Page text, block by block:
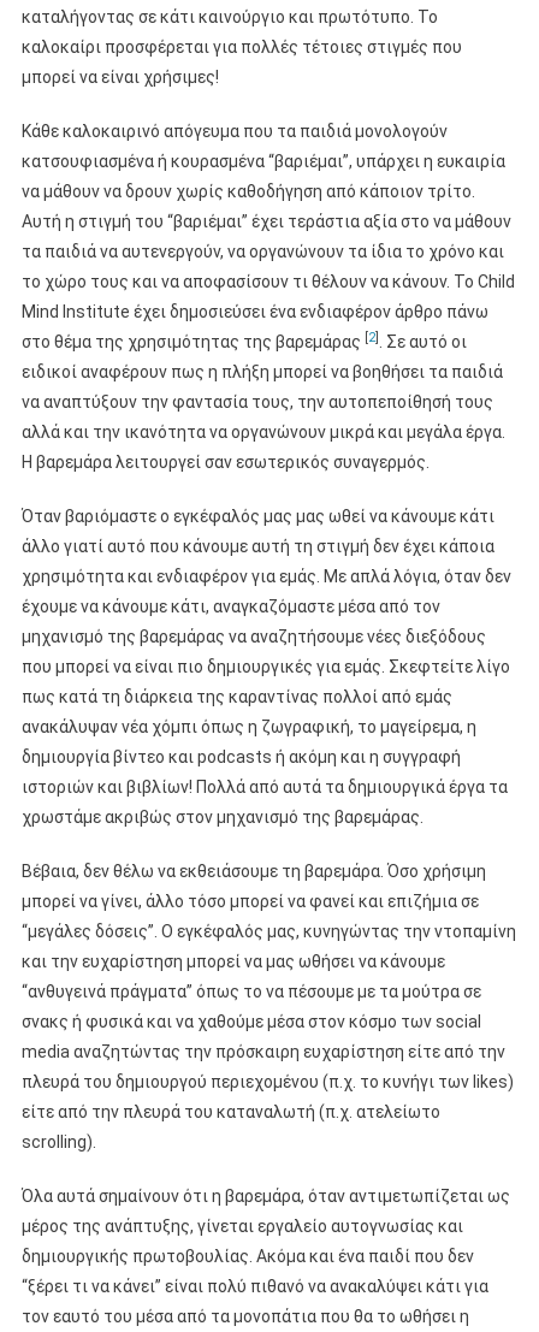
καταλήγοντας σε κάτι καινούργιο και πρωτότυπο. Το
καλοκαίρι προσφέρεται για πολλές τέτοιες στιγμές που
μπορεί να είναι χρήσιμες!
Κάθε καλοκαιρινό απόγευμα που τα παιδιά μονολογούν
κατσουφιασμένα ή κουρασμένα “βαριέμαι”, υπάρχει η ευκαιρία
να μάθουν να δρουν χωρίς καθοδήγηση από κάποιον τρίτο.
Αυτή η στιγμή του “βαριέμαι” έχει τεράστια αξία στο να μάθουν
τα παιδιά να αυτενεργούν, να οργανώνουν τα ίδια το χρόνο και
το χώρο τους και να αποφασίσουν τι θέλουν να κάνουν. Το Child
Mind Institute έχει δημοσιεύσει ένα ενδιαφέρον άρθρο πάνω
στο θέμα της χρησιμότητας της βαρεμάρας [2]
. Σε αυτό οι
ειδικοί αναφέρουν πως η πλήξη μπορεί να βοηθήσει τα παιδιά
να αναπτύξουν την φαντασία τους, την αυτοπεποίθησή τους
αλλά και την ικανότητα να οργανώνουν μικρά και μεγάλα έργα.
Η βαρεμάρα λειτουργεί σαν εσωτερικός συναγερμός.
Όταν βαριόμαστε ο εγκέφαλός μας μας ωθεί να κάνουμε κάτι
άλλο γιατί αυτό που κάνουμε αυτή τη στιγμή δεν έχει κάποια
χρησιμότητα και ενδιαφέρον για εμάς. Με απλά λόγια, όταν δεν
έχουμε να κάνουμε κάτι, αναγκαζόμαστε μέσα από τον
μηχανισμό της βαρεμάρας να αναζητήσουμε νέες διεξόδους
που μπορεί να είναι πιο δημιουργικές για εμάς. Σκεφτείτε λίγο
πως κατά τη διάρκεια της καραντίνας πολλοί από εμάς
ανακάλυψαν νέα χόμπι όπως η ζωγραφική, το μαγείρεμα, η
δημιουργία βίντεο και podcasts ή ακόμη και η συγγραφή
ιστοριών και βιβλίων! Πολλά από αυτά τα δημιουργικά έργα τα
χρωστάμε ακριβώς στον μηχανισμό της βαρεμάρας.
Βέβαια, δεν θέλω να εκθειάσουμε τη βαρεμάρα. Όσο χρήσιμη
μπορεί να γίνει, άλλο τόσο μπορεί να φανεί και επιζήμια σε
“μεγάλες δόσεις”. Ο εγκέφαλός μας, κυνηγώντας την ντοπαμίνη
και την ευχαρίστηση μπορεί να μας ωθήσει να κάνουμε
“ανθυγεινά πράγματα” όπως το να πέσουμε με τα μούτρα σε
σνακς ή φυσικά και να χαθούμε μέσα στον κόσμο των social
media αναζητώντας την πρόσκαιρη ευχαρίστηση είτε από την
πλευρά του δημιουργού περιεχομένου (π.χ. το κυνήγι των likes)
είτε από την πλευρά του καταναλωτή (π.χ. ατελείωτο
scrolling).
Όλα αυτά σημαίνουν ότι η βαρεμάρα, όταν αντιμετωπίζεται ως
μέρος της ανάπτυξης, γίνεται εργαλείο αυτογνωσίας και
δημιουργικής πρωτοβουλίας. Ακόμα και ένα παιδί που δεν
“ξέρει τι να κάνει” είναι πολύ πιθανό να ανακαλύψει κάτι για
τον εαυτό του μέσα από τα μονοπάτια που θα το ωθήσει η